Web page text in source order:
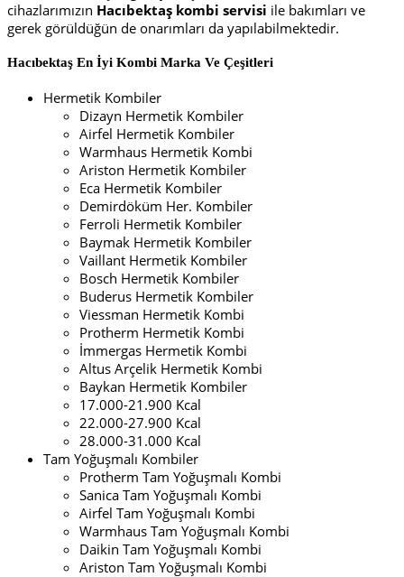
cihazlarımızın Hacıbektaş kombi servisi ile bakımları ve
gerek görüldüğün de onarımları da yapılabilmektedir.
Hacıbektaş En İyi Kombi Marka Ve Çeşitleri
Hermetik Kombiler
Dizayn Hermetik Kombiler
Airfel Hermetik Kombiler
Warmhaus Hermetik Kombi
Ariston Hermetik Kombiler
Eca Hermetik Kombiler
Demirdöküm Her. Kombiler
Ferroli Hermetik Kombiler
Baymak Hermetik Kombiler
Vaillant Hermetik Kombiler
Bosch Hermetik Kombiler
Buderus Hermetik Kombiler
Viessman Hermetik Kombi
Protherm Hermetik Kombi
İmmergas Hermetik Kombi
Altus Arçelik Hermetik Kombi
Baykan Hermetik Kombiler
17.000-21.900 Kcal
22.000-27.900 Kcal
28.000-31.000 Kcal
Tam Yoğuşmalı Kombiler
Protherm Tam Yoğuşmalı Kombi
Sanica Tam Yoğuşmalı Kombi
Airfel Tam Yoğuşmalı Kombi
Warmhaus Tam Yoğuşmalı Kombi
Daikin Tam Yoğuşmalı Kombi
Ariston Tam Yoğuşmalı Kombi